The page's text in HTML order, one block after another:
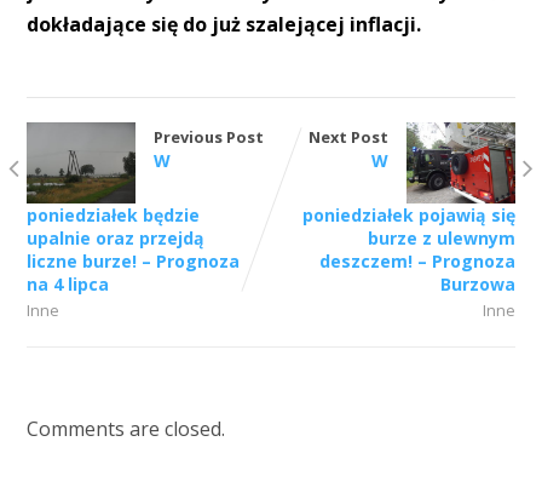
dokładające się do już szalejącej inflacji.
Previous Post
W
poniedziałek będzie
upalnie oraz przejdą
liczne burze! – Prognoza
na 4 lipca
Inne
Next Post
W
poniedziałek pojawią się
burze z ulewnym
deszczem! – Prognoza
Burzowa
Inne
Comments are closed.